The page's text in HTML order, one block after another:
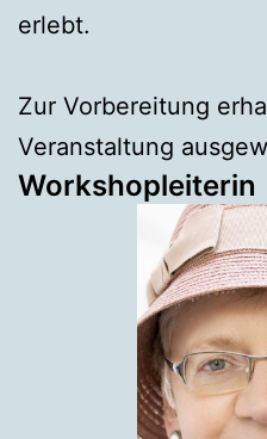
erlebt.
Zur Vorbereitung
Veranstaltung
Workshopleiterin